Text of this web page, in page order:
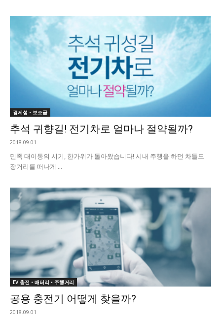
경제성 • 보조금
추석 귀향길! 전기차로 얼마나 절약될까?
2018.09.01
민족 대이동의 시기, 한가위가 돌아왔습니다! 시내 주행을 하던 차들도
장거리를 떠나게 ...
EV 충전 • 배터리 • 주행거리
공용 충전기 어떻게 찾을까?
2018.09.01